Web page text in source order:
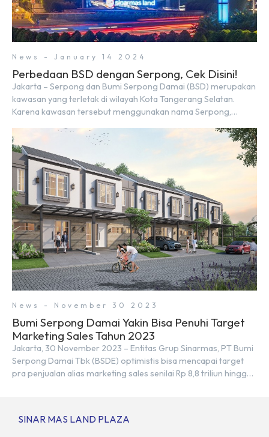
News - January 14 2024
Perbedaan BSD dengan Serpong, Cek Disini!
Jakarta – Serpong dan Bumi Serpong Damai (BSD) merupakan
kawasan yang terletak di wilayah Kota Tangerang Selatan.
Karena kawasan tersebut menggunakan nama Serpong,
merupakan tempat yang sama. Padahal anggapan tersebut
kurang tepat. Sebab Serpong dan BSD merupakan dua
kawasan yang berbeda. Berikut penjelasannya. Baca Juga: […]
News - November 30 2023
Bumi Serpong Damai Yakin Bisa Penuhi Target
Marketing Sales Tahun 2023
Jakarta, 30 November 2023 – Entitas Grup Sinarmas, PT Bumi
Serpong Damai Tbk (BSDE) optimistis bisa mencapai target
pra penjualan alias marketing sales senilai Rp 8,8 triliun hingga
target. “Kami yakin target […]
SINAR MAS LAND PLAZA